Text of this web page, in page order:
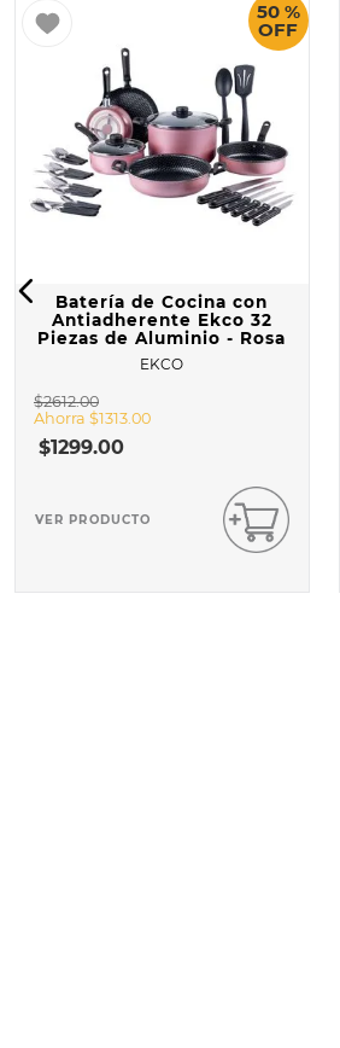
50 %
OFF
Batería de Cocina con
Antiadherente Ekco 32
Piezas de Aluminio - Rosa
EKCO
$2612.00
Ahorra $1313.00
$1299.00
VER PRODUCTO